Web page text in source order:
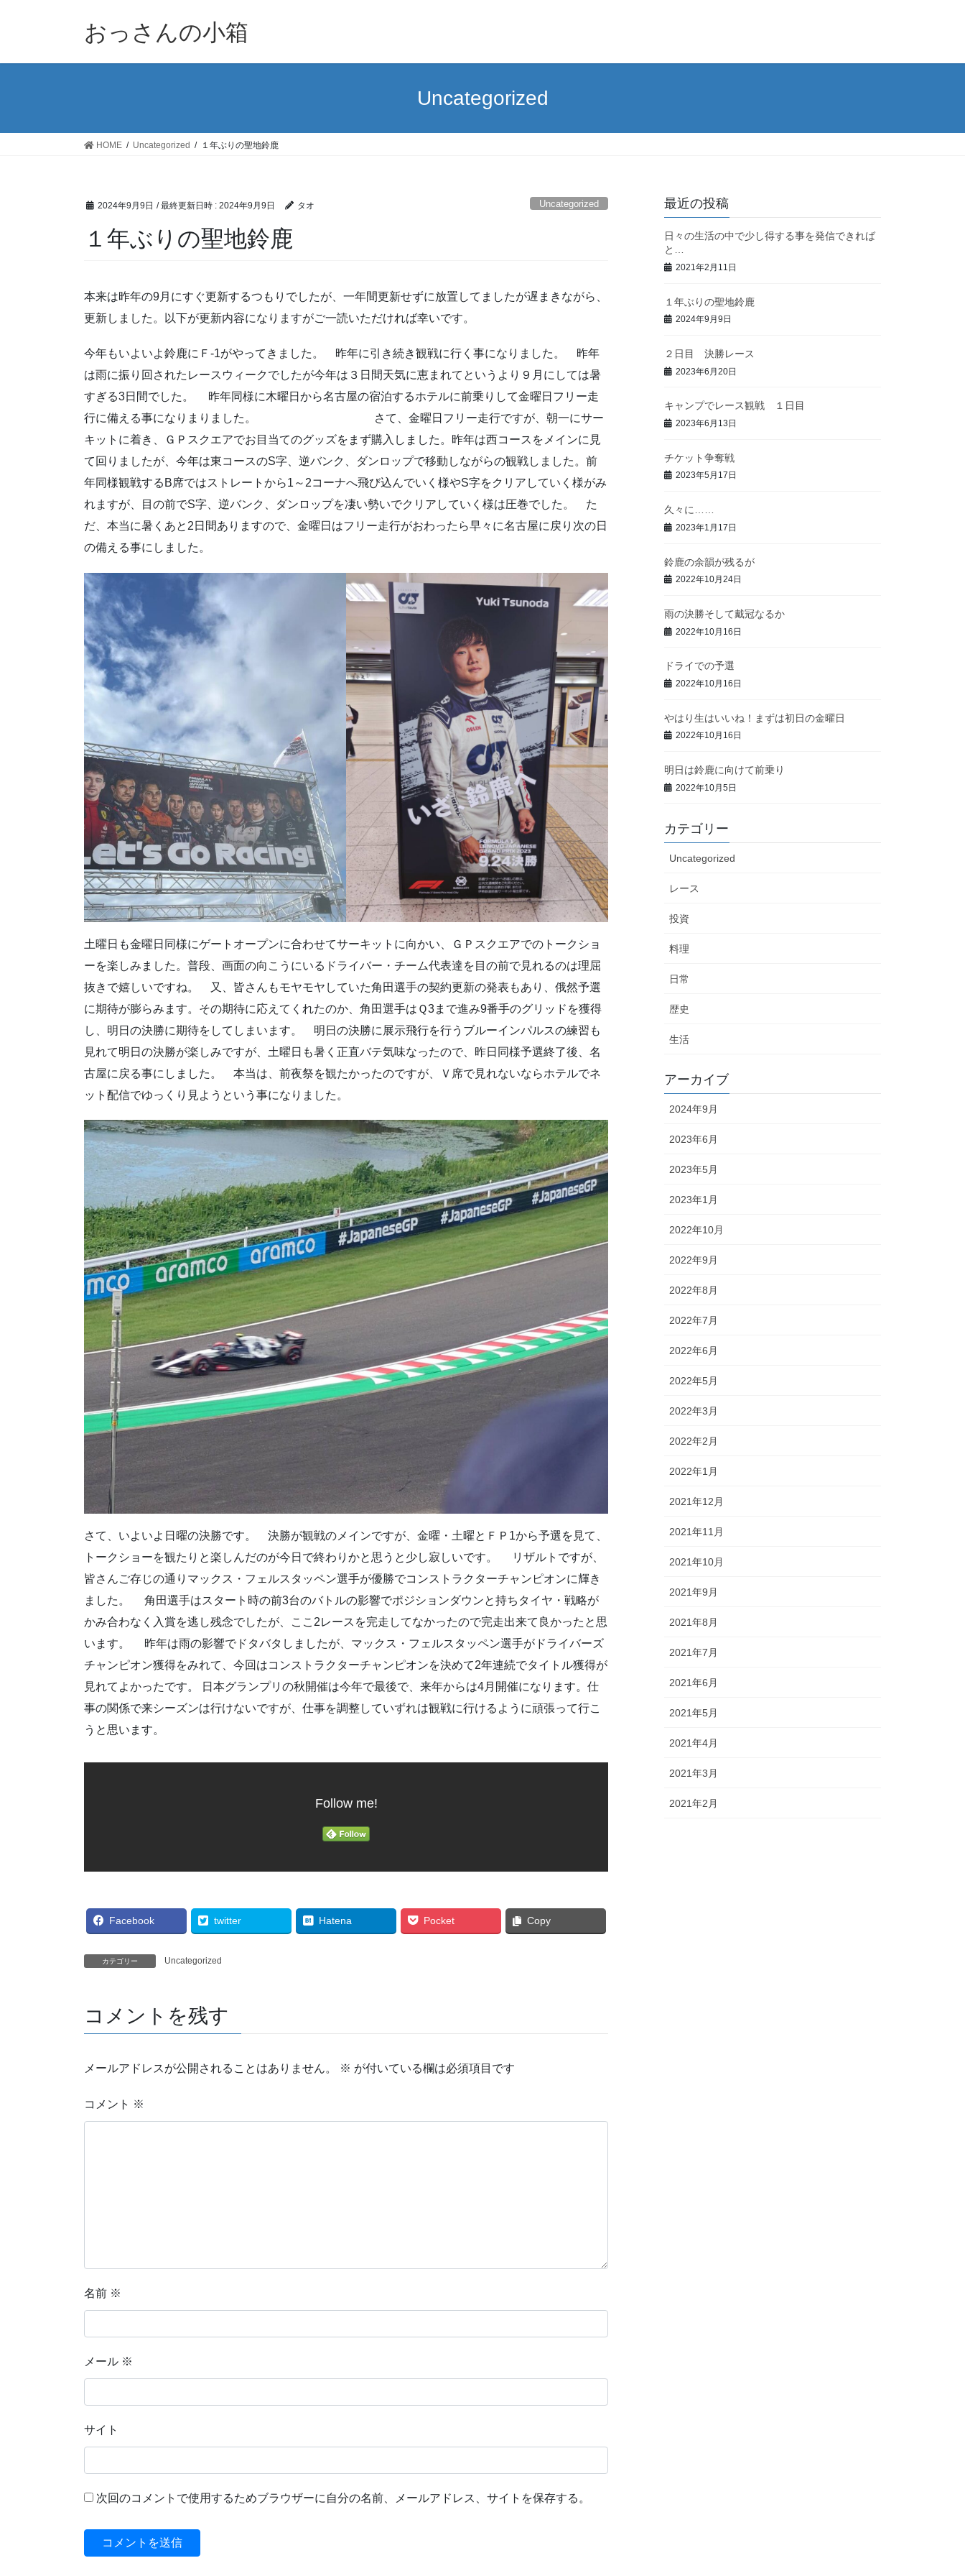
おっさんの小箱
Uncategorized
HOME Uncategorized １年ぶりの聖地鈴鹿
2024年9月9日 / 最終更新日時 : 2024年9月9日 タオ Uncategorized
１年ぶりの聖地鈴鹿
本来は昨年の9月にすぐ更新するつもりでしたが、一年間更新せずに放置してましたが遅まきながら、
更新しました。以下が更新内容になりますがご一読いただければ幸いです。
今年もいよいよ鈴鹿にＦ-1がやってきました。 昨年に引き続き観戦に行く事になりました。 昨年
は雨に振り回されたレースウィークでしたが今年は３日間天気に恵まれてというより９月にしては暑
すぎる3日間でした。 昨年同様に木曜日から名古屋の宿泊するホテルに前乗りして金曜日フリー走
行に備える事になりまりました。 さて、金曜日フリー走行ですが、朝一にサー
キットに着き、ＧＰスクエアでお目当てのグッズをまず購入しました。昨年は西コースをメインに見
て回りましたが、今年は東コースのS字、逆バンク、ダンロップで移動しながらの観戦しました。前
年同様観戦するB席ではストレートから1～2コーナへ飛び込んでいく様やS字をクリアしていく様がみ
れますが、目の前でS字、逆バンク、ダンロップを凄い勢いでクリアしていく様は圧巻でした。 た
だ、本当に暑くあと2日間ありますので、金曜日はフリー走行がおわったら早々に名古屋に戻り次の日
の備える事にしました。
土曜日も金曜日同様にゲートオープンに合わせてサーキットに向かい、ＧＰスクエアでのトークショ
ーを楽しみました。普段、画面の向こうにいるドライバー・チーム代表達を目の前で見れるのは理屈
抜きで嬉しいですね。 又、皆さんもモヤモヤしていた角田選手の契約更新の発表もあり、俄然予選
に期待が膨らみます。その期待に応えてくれたのか、角田選手はＱ3まで進み9番手のグリッドを獲得
し、明日の決勝に期待をしてしまいます。 明日の決勝に展示飛行を行うブルーインパルスの練習も
見れて明日の決勝が楽しみですが、土曜日も暑く正直バテ気味なったので、昨日同様予選終了後、名
古屋に戻る事にしました。 本当は、前夜祭を観たかったのですが、Ｖ席で見れないならホテルでネ
ット配信でゆっくり見ようという事になりました。
さて、いよいよ日曜の決勝です。 決勝が観戦のメインですが、金曜・土曜とＦＰ1から予選を見て、
トークショーを観たりと楽しんだのが今日で終わりかと思うと少し寂しいです。 リザルトですが、
皆さんご存じの通りマックス・フェルスタッペン選手が優勝でコンストラクターチャンピオンに輝き
ました。 角田選手はスタート時の前3台のバトルの影響でポジションダウンと持ちタイヤ・戦略が
かみ合わなく入賞を逃し残念でしたが、ここ2レースを完走してなかったので完走出来て良かったと思
います。 昨年は雨の影響でドタバタしましたが、マックス・フェルスタッペン選手がドライバーズ
チャンピオン獲得をみれて、今回はコンストラクターチャンピオンを決めて2年連続でタイトル獲得が
見れてよかったです。 日本グランプリの秋開催は今年で最後で、来年からは4月開催になります。仕
事の関係で来シーズンは行けないですが、仕事を調整していずれは観戦に行けるように頑張って行こ
うと思います。
Follow me!
Facebook twitter Hatena Pocket Copy
カテゴリー Uncategorized
コメントを残す
メールアドレスが公開されることはありません。 ※ が付いている欄は必須項目です
コメント ※
名前 ※
メール ※
サイト
次回のコメントで使用するためブラウザーに自分の名前、メールアドレス、サイトを保存する。
最近の投稿
日々の生活の中で少し得する事を発信できれば
と…
2021年2月11日
１年ぶりの聖地鈴鹿
2024年9月9日
２日目 決勝レース
2023年6月20日
キャンプでレース観戦 １日目
2023年6月13日
チケット争奪戦
2023年5月17日
久々に……
2023年1月17日
鈴鹿の余韻が残るが
2022年10月24日
雨の決勝そして戴冠なるか
2022年10月16日
ドライでの予選
2022年10月16日
やはり生はいいね！まずは初日の金曜日
2022年10月16日
明日は鈴鹿に向けて前乗り
2022年10月5日
カテゴリー
Uncategorized
レース
投資
料理
日常
歴史
生活
アーカイブ
2024年9月
2023年6月
2023年5月
2023年1月
2022年10月
2022年9月
2022年8月
2022年7月
2022年6月
2022年5月
2022年3月
2022年2月
2022年1月
2021年12月
2021年11月
2021年10月
2021年9月
2021年8月
2021年7月
2021年6月
2021年5月
2021年4月
2021年3月
2021年2月